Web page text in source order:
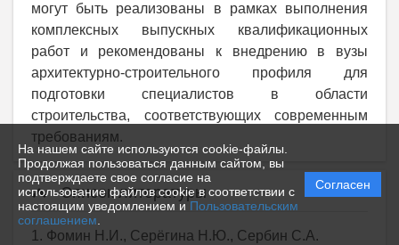
На нашем сайте используются cookie-файлы.
Продолжая пользоваться данным сайтом, вы
подтверждаете свое согласие на
использование файлов cookie в соответствии с
настоящим уведомлением иПользовательским
соглашением
Согласен
могут быть реализованы в рамках выполнения
комплексных выпускных квалификационных
работ и рекомендованы к внедрению в вузы
архитектурно-строительного профиля для
подготовки специалистов в области
строительства, соответствующих современным
требованиям.
Список литературы
1. Фомин Н.И., Серёгина Н.Ю., Сербин С.А.